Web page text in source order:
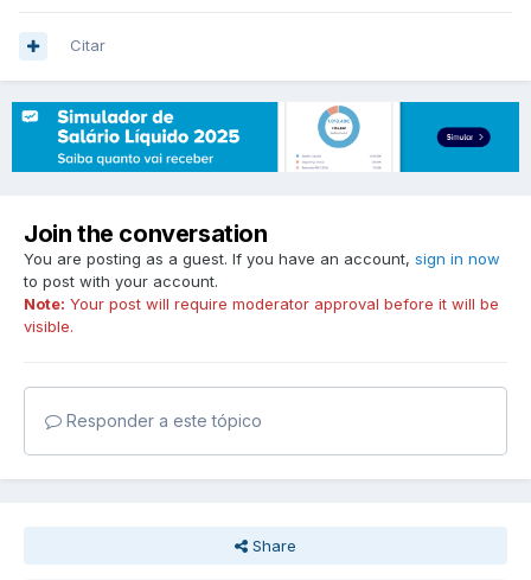
Citar
Join the conversation
You are posting as a guest. If you have an account, sign in now
to post with your account.
Note: Your post will require moderator approval before it will be
visible.
Responder a este tópico
Share